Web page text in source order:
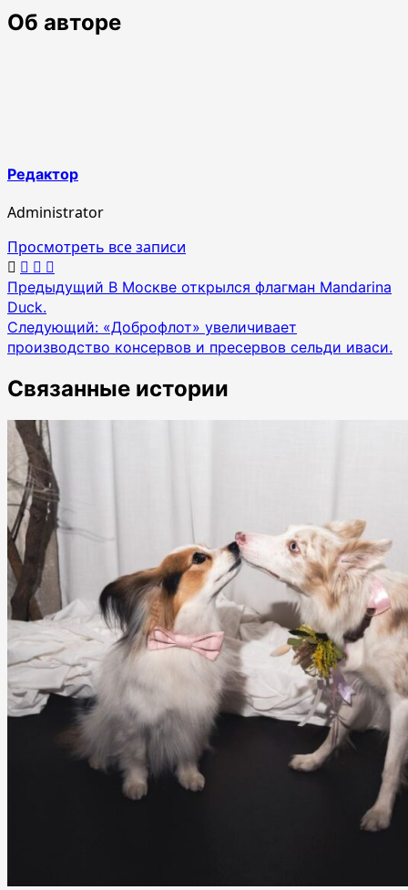
Об авторе
Редактор
Administrator
Просмотреть все записи
Навигация
по
записям
Предыдущий В Москве открылся флагман Mandarina
Duck.
Следующий: «Доброфлот» увеличивает
производство консервов и пресервов сельди иваси.
Связанные истории